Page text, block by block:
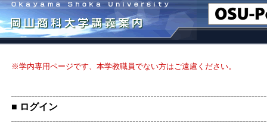
※学内専用ページです、本学教職員でない方はご遠慮ください。
■ ログイン